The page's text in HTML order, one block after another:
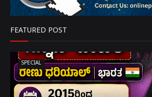
FEATURED POST
SPECIAL